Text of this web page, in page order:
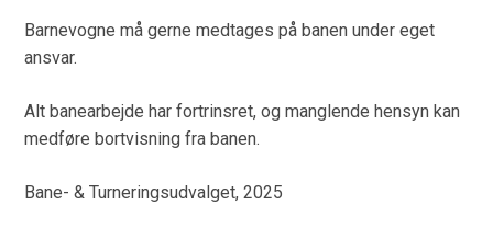
Barnevogne må gerne medtages på banen under eget
ansvar.
Alt banearbejde har fortrinsret, og manglende hensyn kan
medføre bortvisning fra banen.
Bane- & Turneringsudvalget, 2025